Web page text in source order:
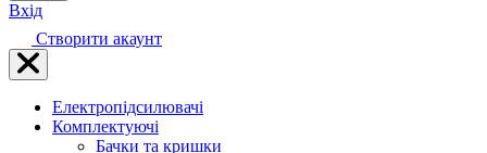
Вхід
Створити акаунт
Електропідсилювачі
Комплектуючі
Бачки та кришки